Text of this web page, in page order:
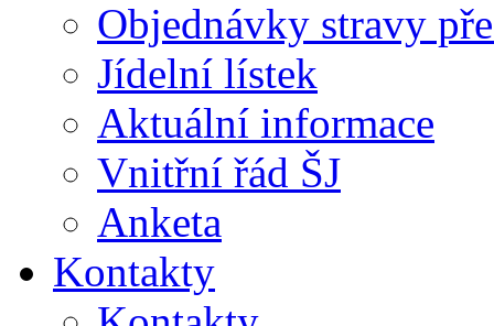
Objednávky stravy
Jídelní lístek
Aktuální informace
Vnitřní řád ŠJ
Anketa
Kontakty